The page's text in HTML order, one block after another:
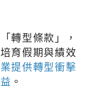
轉型條款」，
育假期與績效
提供轉型衝擊
。